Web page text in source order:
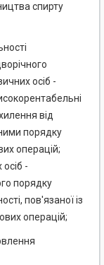
спирту
осіб -
від
порядку
операцій;
-
порядку
пов'язаної із
операцій;